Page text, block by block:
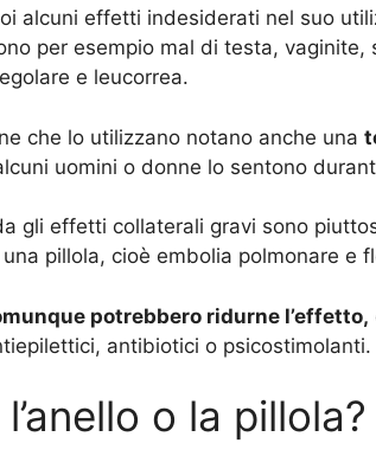
alcuni effetti indesiderati nel suo
per esempio mal di testa, vaginite,
e leucorrea.
che lo utilizzano notano anche una
uomini o donne lo sentono
gli effetti collaterali gravi sono
pillola, cioè embolia polmonare e
potrebbero ridurne l’effetto,
antibiotici o psicostimolanti.
l’anello o la pillola?